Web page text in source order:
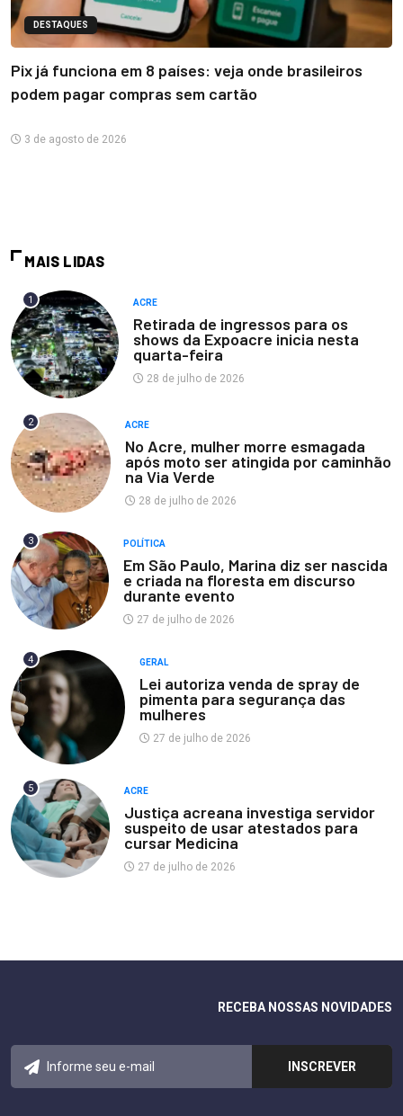
DESTAQUES
Pix já funciona em 8 países: veja onde brasileiros
podem pagar compras sem cartão
3 de agosto de 2026
MAIS LIDAS
1 ACRE
Retirada de ingressos para os
shows da Expoacre inicia nesta
quarta-feira
28 de julho de 2026
2 ACRE
No Acre, mulher morre esmagada
após moto ser atingida por caminhão
na Via Verde
28 de julho de 2026
3 POLÍTICA
Em São Paulo, Marina diz ser nascida
e criada na floresta em discurso
durante evento
27 de julho de 2026
4 GERAL
Lei autoriza venda de spray de
pimenta para segurança das
mulheres
27 de julho de 2026
5 ACRE
Justiça acreana investiga servidor
suspeito de usar atestados para
cursar Medicina
27 de julho de 2026
RECEBA NOSSAS NOVIDADES